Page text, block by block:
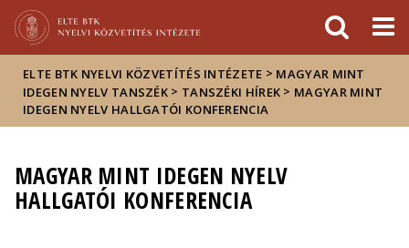
sajtóban
ELTE BTK NYELVI KÖZVETÍTÉS INTÉZETE > MAGYAR MINT
IDEGEN NYELV TANSZÉK > TANSZÉKI HÍREK > MAGYAR MINT
IDEGEN NYELV HALLGATÓI KONFERENCIA
MAGYAR MINT IDEGEN NYELV
HALLGATÓI KONFERENCIA